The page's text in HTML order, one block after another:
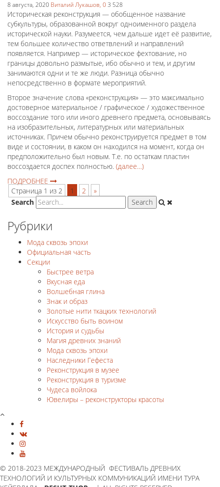
8 августа, 2020 Виталий Лукашов, 03 528
Историческая реконструкция — обобщенное название
субкультуры, образованной вокруг одноименного раздела
исторической науки. Разумеется, чем дальше идет её развитие,
тем большее количество ответвлений и направлений
появляется. Например — историческое фехтование, но
границы довольно размытые, ибо обычно и тем, и другим
занимаются одни и те же люди. Разница обычно
непосредственно в формате мероприятий.
Второе значение слова «реконструкция» — это максимально
достоверное материальное / графическое / художественное
воссоздание того или иного древнего предмета, основываясь
на изобразительных, литературных или материальных
источниках. Причем обычно реконструируется предмет в том
виде и состоянии, в каком он находился на момент, когда он
предположительно был новым. Т.е. по остаткам пластин
воссоздается доспех полностью. (далее…)
ПОДРОБНЕЕ
Страница 1 из 2
1 2
»
Search
Рубрики
Мода сквозь эпохи
Официальная часть
Секции
Быстрее ветра
Вкусная еда
Волшебная глина
Знак и образ
Золотые нити ткацких технологий
Искусство быть воином
История и судьбы
Магия древних знаний
Мода сквозь эпохи
Наследники Гефеста
Реконструкция в музее
Реконструкция в туризме
Чудеса войлока
Ювелиры – реконструкторы красоты
© 2018-2023 МЕЖДУНАРОДНЫЙ ФЕСТИВАЛЬ ДРЕВНИХ
ТЕХНОЛОГИЙ И КУЛЬТУРНЫХ КОММУНИКАЦИЙ ИМЕНИ ТУРА